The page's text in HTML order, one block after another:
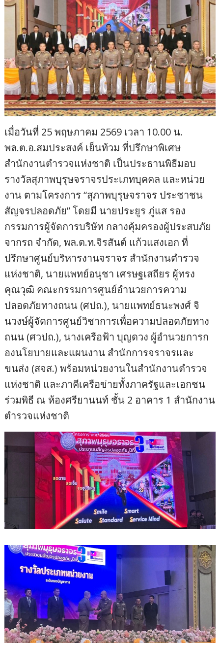
เมื่อวันที่ 25 พฤษภาคม 2569 เวลา 10.00 น.
พล.ต.อ.สมประสงค์ เย็นท้วม ที่ปรึกษาพิเศษ
สำนักงานตำรวจแห่งชาติ เป็นประธานพิธีมอบ
รางวัลสุภาพบุรุษจราจรประเภทบุคคล และหน่วย
งาน ตามโครงการ “สุภาพบุรุษจราจร ประชาชน
สัญจรปลอดภัย” โดยมี นายประยูร ภู่แส รอง
กรรมการผู้จัดการบริษัท กลางคุ้มครองผู้ประสบภัย
จากรถ จำกัด, พล.ต.ท.จิรสันต์ แก้วแสงเอก ที่
ปรึกษาศูนย์บริหารงานจราจร สำนักงานตำรวจ
แห่งชาติ, นายแพทย์อนุชา เศรษฐเสถียร ผู้ทรง
คุณวุฒิ คณะกรรมการศูนย์อำนวยการความ
ปลอดภัยทางถนน (ศปถ.), นายแพทย์ธนะพงศ์ จิ
นวงษ์ผู้จัดการศูนย์วิชาการเพื่อความปลอดภัยทาง
ถนน (ศวปถ.), นางเครือฟ้า บุญดวง ผู้อำนวยการก
องนโยบายและแผนงาน สำนักการจราจรและ
ขนส่ง (สจส.) พร้อมหน่วยงานในสำนักงานตำรวจ
แห่งชาติ และภาคีเครือข่ายทั้งภาครัฐและเอกชน
ร่วมพิธี ณ ห้องศรียานนท์ ชั้น 2 อาคาร 1 สำนักงาน
ตำรวจแห่งชาติ